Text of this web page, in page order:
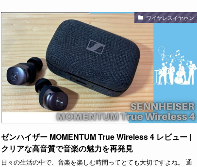
ワイヤレスイヤホン
ゼンハイザー MOMENTUM True Wireless 4 レビュー |
クリアな高音質で音楽の魅力を再発見
日々の生活の中で、音楽を楽しむ時間ってとても大切ですよね。 通